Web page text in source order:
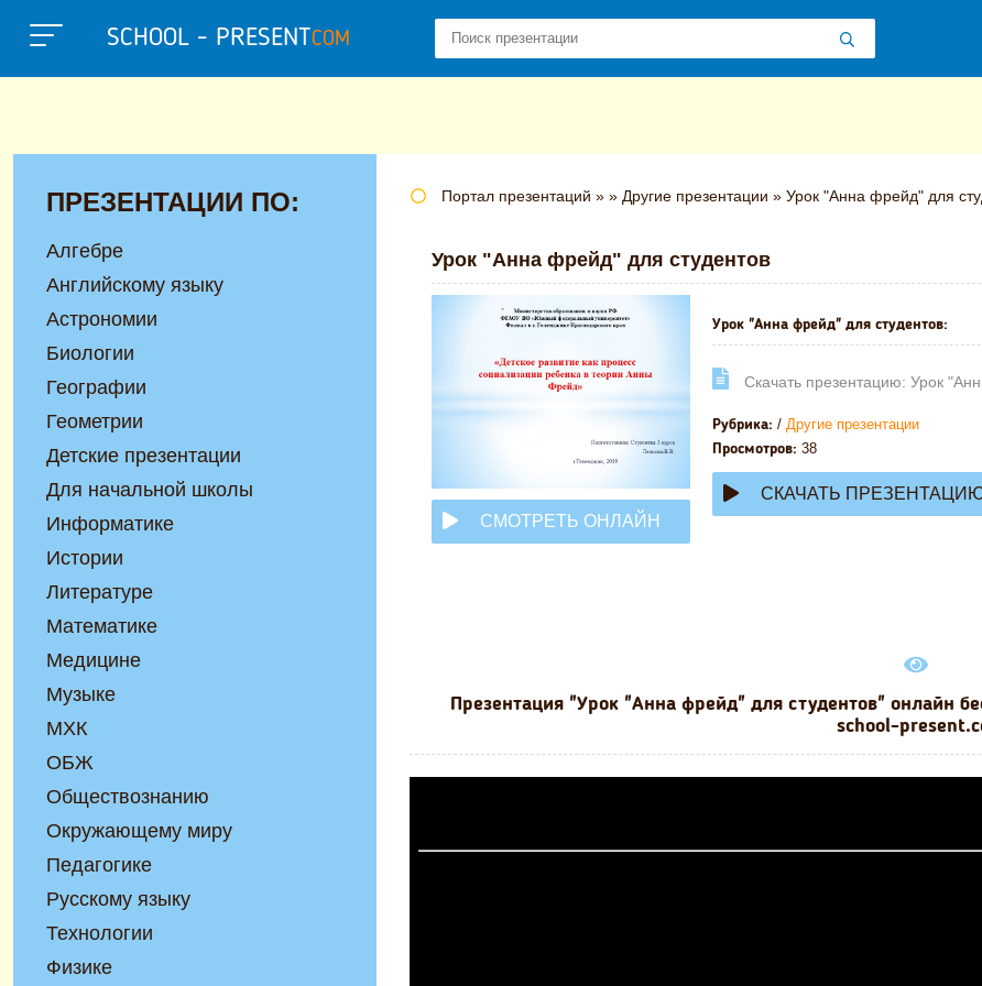
SCHOOL - PRESENTCOM
Портал презентаций » » Другие презентации » Урок "Анна фрейд" для
Урок "Анна фрейд" для студентов
СМОТРЕТЬ ОНЛАЙН
Урок "Анна фрейд" для студентов:
Cкачать презентацию: Урок
Рубрика: / Другие презентации
Просмотров: 38
СКАЧАТЬ
Презентация "Урок "Анна фрейд" для студентов" онлайн
school-
ПРЕЗЕНТАЦИИ ПО:
Алгебре
Английскому языку
Астрономии
Биологии
Географии
Геометрии
Детские презентации
Для начальной школы
Информатике
Истории
Литературе
Математике
Медицине
Музыке
МХК
ОБЖ
Обществознанию
Окружающему миру
Педагогике
Русскому языку
Технологии
Физике